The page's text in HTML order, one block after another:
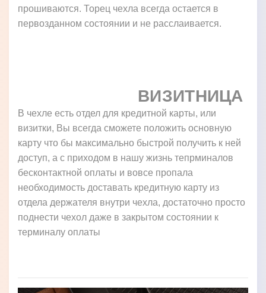
прошиваются. Торец чехла всегда остается в
первозданном состоянии и не расслаивается.
ВИЗИТНИЦА
В чехле есть отдел для кредитной карты, или
визитки, Вы всегда сможете положить основную
карту что бы максимально быстрой получить к ней
доступ, а с приходом в нашу жизнь тепрминалов
бесконтактной оплаты и вовсе пропала
необходимость доставать кредитную карту из
отдела держателя внутри чехла, достаточно просто
поднести чехол даже в закрытом состоянии к
терминалу оплаты